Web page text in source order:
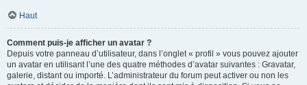
Haut
Comment puis-je afficher un avatar ?
Depuis votre panneau d’utilisateur, dans l’onglet « profil » vous pouvez ajouter
un avatar en utilisant l’une des quatre méthodes d’avatar suivantes : Gravatar,
galerie, distant ou importé. L’administrateur du forum peut activer ou non les